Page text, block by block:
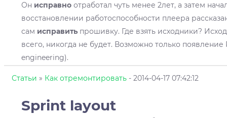
Он исправноотработал чуть менее 2лет, а затем
восстановлении работоспособности плеера
сам исправитьпрошивку. Где взять исходники?
всего, никогда не будет. Возможно только появление
engineering).
Статьи » Как отремонтировать - 2014-04-17 07:42:12
Sprint layout